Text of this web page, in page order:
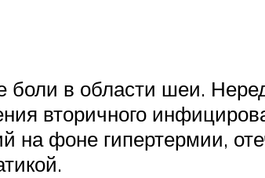
боли в области шеи.
вторичного
фоне гипертермии,